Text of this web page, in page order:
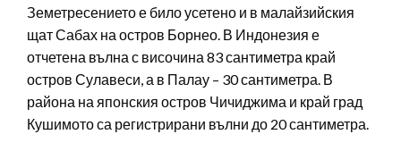
Земетресението е било усетено и в малайзийския
щат Сабах на остров Борнео. В Индонезия е
отчетена вълна с височина 83 сантиметра край
остров Сулавеси, а в Палау – 30 сантиметра. В
района на японския остров Чичиджима и край град
Кушимото са регистрирани вълни до 20 сантиметра.